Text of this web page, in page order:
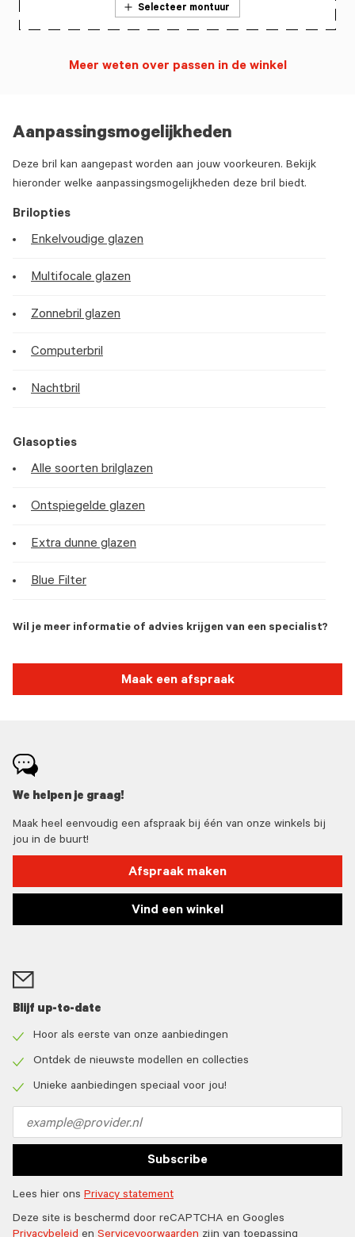
Aanpassingsmogelijkheden
Deze bril kan aangepast worden aan jouw voorkeuren. Bekijk
hieronder welke aanpassingsmogelijkheden deze bril biedt.
Brilopties
Enkelvoudige glazen
Multifocale glazen
Zonnebril glazen
Computerbril
Nachtbril
Glasopties
Alle soorten brilglazen
Ontspiegelde glazen
Extra dunne glazen
Blue Filter
Wil je meer informatie of advies krijgen van een specialist?
Maak een afspraak
Selecteer montuur
Meer weten over passen in de winkel
We helpen je graag!
Maak heel eenvoudig een afspraak bij één van onze winkels bij
jou in de buurt!
Afspraak maken
Vind een winkel
Blijf up-to-date
icon
Hoor als eerste van onze aanbiedingen
icon
Ontdek de nieuwste modellen en collecties
Unieke aanbiedingen speciaal voor jou!
address
Subscribe
Lees hier ons Privacy statement
Deze site is beschermd door reCAPTCHA en Googles